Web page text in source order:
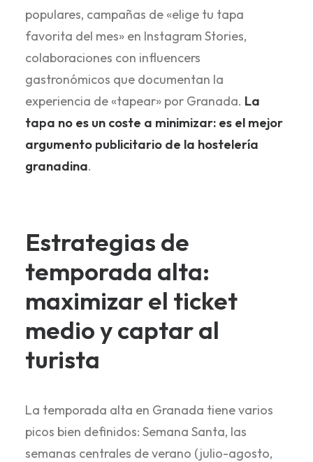
populares, campañas de «elige tu tapa
favorita del mes» en Instagram Stories,
colaboraciones con influencers
gastronómicos que documentan la
experiencia de «tapear» por Granada. La
tapa no es un coste a minimizar: es el mejor
argumento publicitario de la hostelería
granadina.
Estrategias de
temporada alta:
maximizar el ticket
medio y captar al
turista
La temporada alta en Granada tiene varios
picos bien definidos: Semana Santa, las
semanas centrales de verano (julio-agosto,